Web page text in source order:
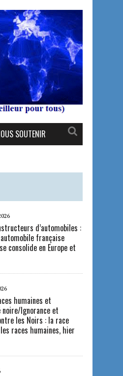
SOUTENIR
d’automobiles :
française
consolide en Europe et
humaines et
Ignorance et
les Noirs : la race
races humaines, hier